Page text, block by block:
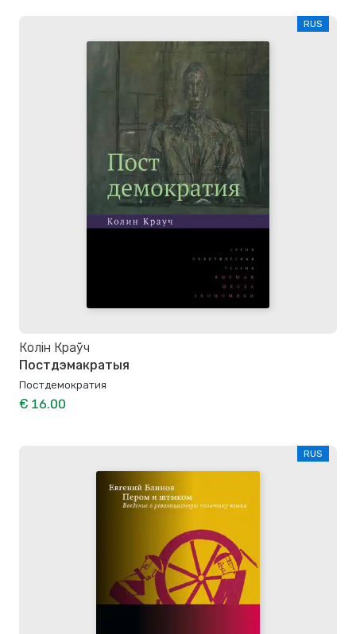
RUS
Колін Краўч
Постдэмакратыя
Постдемократия
€ 16.00
RUS